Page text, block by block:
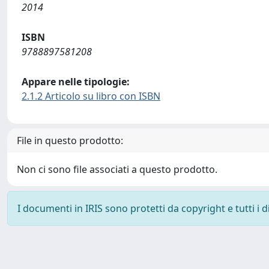
2014
ISBN
9788897581208
Appare nelle tipologie:
2.1.2 Articolo su libro con ISBN
File in questo prodotto:
Non ci sono file associati a questo prodotto.
I documenti in IRIS sono protetti da copyright e tutti i